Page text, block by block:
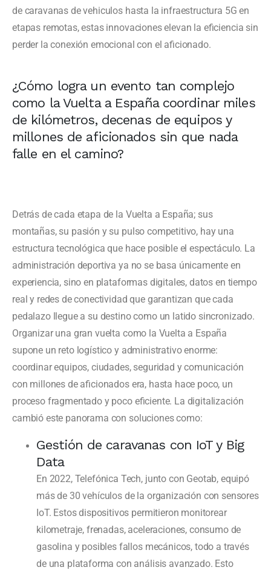
de caravanas de vehiculos hasta la infraestructura 5G en
etapas remotas, estas innovaciones elevan la eficiencia sin
perder la conexión emocional con el aficionado.
¿Cómo logra un evento tan complejo
como la Vuelta a España coordinar miles
de kilómetros, decenas de equipos y
millones de aficionados sin que nada
falle en el camino?
Detrás de cada etapa de la Vuelta a España; sus
montañas, su pasión y su pulso competitivo, hay una
estructura tecnológica que hace posible el espectáculo. La
administración deportiva ya no se basa únicamente en
experiencia, sino en plataformas digitales, datos en tiempo
real y redes de conectividad que garantizan que cada
pedalazo llegue a su destino como un latido sincronizado.
Organizar una gran vuelta como la Vuelta a España
supone un reto logístico y administrativo enorme:
coordinar equipos, ciudades, seguridad y comunicación
con millones de aficionados era, hasta hace poco, un
proceso fragmentado y poco eficiente. La digitalización
cambió este panorama con soluciones como:
Gestión de caravanas con IoT y Big
Data
En 2022, Telefónica Tech, junto con Geotab, equipó
más de 30 vehículos de la organización con sensores
IoT. Estos dispositivos permitieron monitorear
kilometraje, frenadas, aceleraciones, consumo de
gasolina y posibles fallos mecánicos, todo a través
de una plataforma con análisis avanzado. Esto